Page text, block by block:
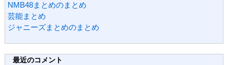
NMB48まとめのまとめ
芸能まとめ
ジャニーズまとめのまとめ
最近のコメント